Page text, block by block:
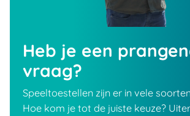
Heb je een
vraag?
Speeltoestellen zijn er in vele
Hoe kom je tot de juiste keuze?